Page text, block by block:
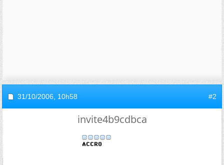
31/10/2006, 10h58 #2
invite4b9cdbca